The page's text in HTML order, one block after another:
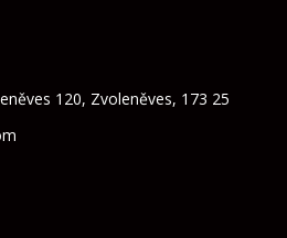
120, Zvoleněves, 173 25